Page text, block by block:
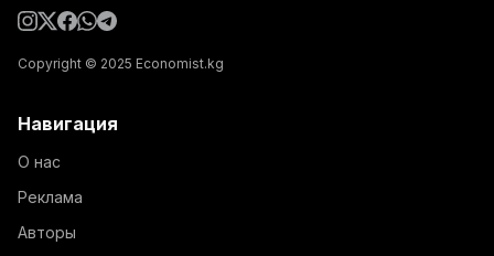
Copyright © 2025 Economist.kg
Навигация
О нас
Реклама
Авторы